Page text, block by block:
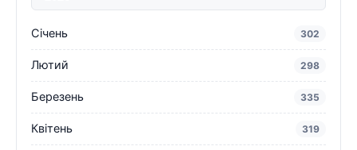
Січень 302
Лютий 298
Березень 335
Квітень 319